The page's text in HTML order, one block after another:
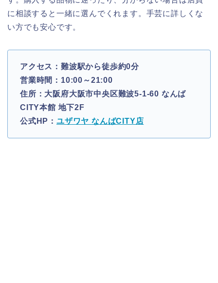
に相談すると一緒に選んでくれます。手芸に詳しくな
い方でも安心です。
アクセス：難波駅から徒歩約0分
営業時間：10:00～21:00
住所：大阪府大阪市中央区難波5-1-60 なんば
CITY本館 地下2F
公式HP： ユザワヤ なんばCITY店